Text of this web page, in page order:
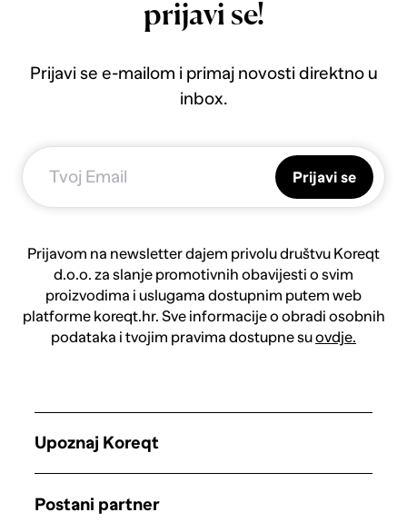
prijavi se!
Prijavi se e-mailom i primaj novosti direktno u
inbox.
Prijavi se
Prijavom na newsletter dajem privolu društvu Koreqt
d.o.o. za slanje promotivnih obavijesti o svim
proizvodima i uslugama dostupnim putem web
platforme koreqt.hr. Sve informacije o obradi osobnih
podataka i tvojim pravima dostupne suovdje.
Upoznaj Koreqt
Postani partner